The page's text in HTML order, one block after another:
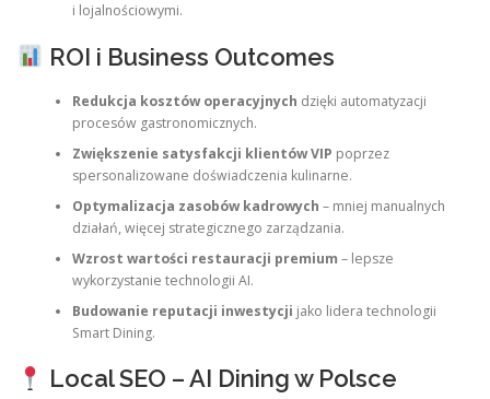
i lojalnościowymi.
ROI i Business Outcomes
Redukcja kosztów operacyjnych dzięki automatyzacji
procesów gastronomicznych.
Zwiększenie satysfakcji klientów VIP poprzez
spersonalizowane doświadczenia kulinarne.
Optymalizacja zasobów kadrowych – mniej manualnych
działań, więcej strategicznego zarządzania.
Wzrost wartości restauracji premium – lepsze
wykorzystanie technologii AI.
Budowanie reputacji inwestycji jako lidera technologii
Smart Dining.
Local SEO – AI Dining w Polsce